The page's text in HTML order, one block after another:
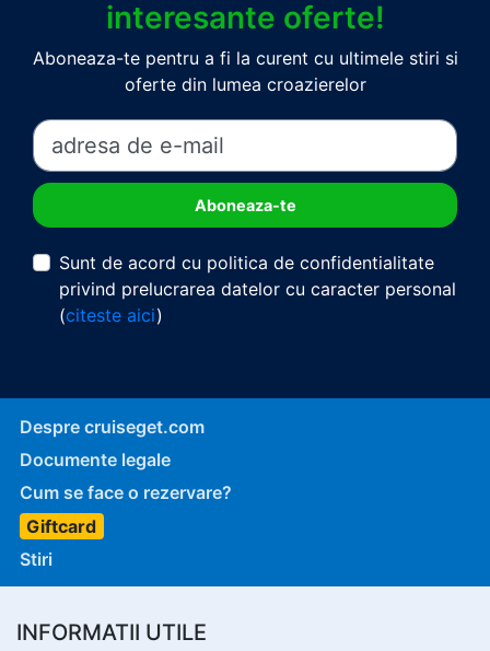
interesante oferte!
Aboneaza-te pentru a fi la curent cu ultimele stiri si
oferte din lumea croazierelor
Sunt de acord cu politica de confidentialitate
privind prelucrarea datelor cu caracter personal
(citeste aici)
Despre cruiseget.com
Documente legale
Cum se face o rezervare?
Giftcard
Stiri
INFORMATII UTILE